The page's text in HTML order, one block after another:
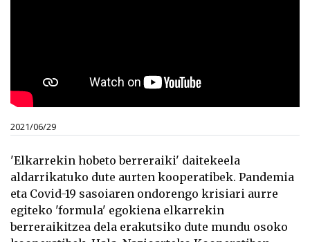
2021/06/29
'Elkarrekin hobeto berreraiki' daitekeela
aldarrikatuko dute aurten kooperatibek. Pandemia
eta Covid-19 sasoiaren ondorengo krisiari aurre
egiteko 'formula' egokiena elkarrekin
berreraikitzea dela erakutsiko dute mundu osoko